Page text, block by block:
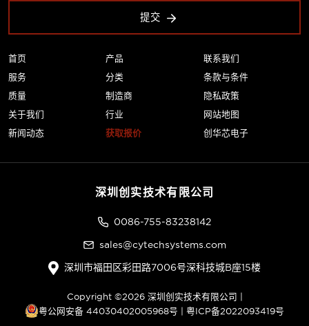
首页
服务
质量
关于我们
新闻动态
产品
分类
制造商
行业
获取报价
联系我们
条款与条件
隐私政策
网站地图
创华芯电子
提交
深圳创实技术有限公司
0086-755-83238142
sales@cytechsystems.com
深圳市福田区彩田路7006号深科技城B座15楼
Copyright ©2026 深圳创实技术有限公司 |
粤公网安备 44030402005968号
粤ICP备2022093419号